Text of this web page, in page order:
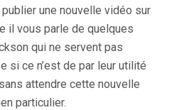
une nouvelle vidéo sur
il vous parle de quelques
qui ne servent pas
si ce n’est de par leur utilité
attendre cette nouvelle
particulier.